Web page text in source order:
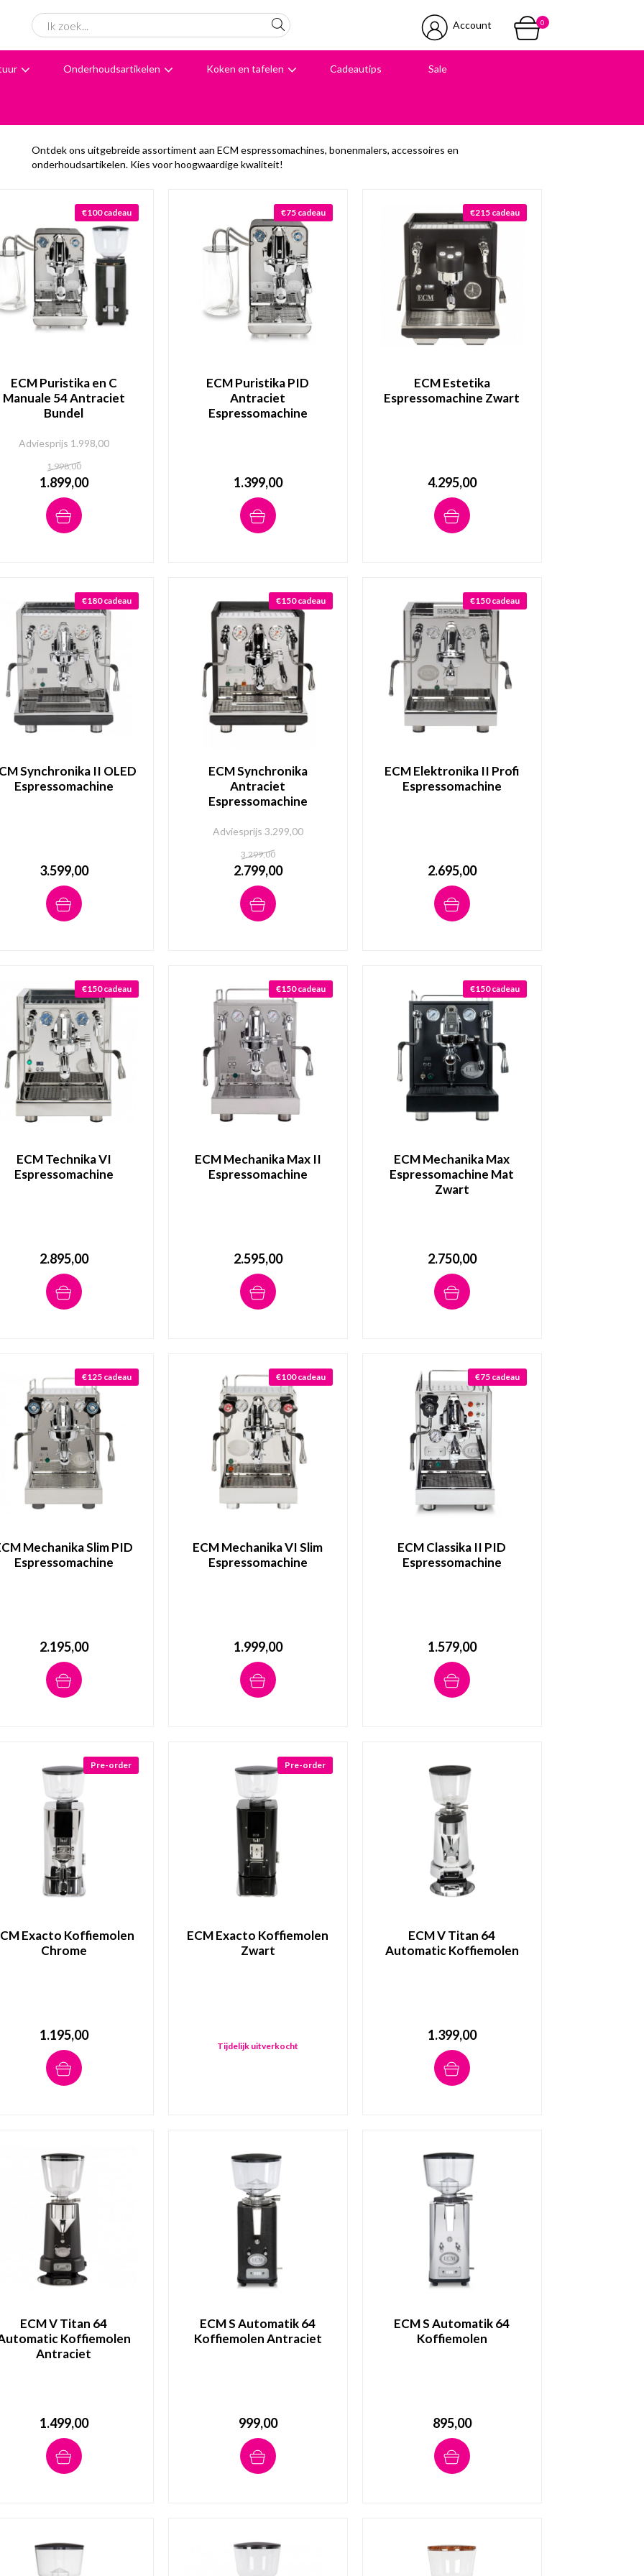
Account 0
Onderhoudsartikelen Koken en tafelen Cadeautips Sale
Ontdek ons uitgebreide assortiment aan ECM espressomachines, bonenmalers, accessoires en
onderhoudsartikelen. Kies voor hoogwaardige kwaliteit!
€100 cadeau
ECM Puristika en C
Manuale 54 Antraciet
Bundel
Adviesprijs 1.998,00
1.998,00
1.899,00
€75 cadeau
ECM Puristika PID
Antraciet
Espressomachine
1.399,00
€215 cadeau
ECM Estetika
Espressomachine Zwart
4.295,00
€180 cadeau
Synchronika II OLED
Espressomachine
3.599,00
€150 cadeau
ECM Synchronika
Antraciet
Espressomachine
Adviesprijs 3.299,00
3.299,00
2.799,00
€150 cadeau
ECM Elektronika II Profi
Espressomachine
2.695,00
€150 cadeau
ECM Technika VI
Espressomachine
2.895,00
€150 cadeau
ECM Mechanika Max II
Espressomachine
2.595,00
€150 cadeau
ECM Mechanika Max
Espressomachine Mat
Zwart
2.750,00
€125 cadeau
Mechanika Slim PID
Espressomachine
2.195,00
€100 cadeau
ECM Mechanika VI Slim
Espressomachine
1.999,00
€75 cadeau
ECM Classika II PID
Espressomachine
1.579,00
Pre-order
Exacto Koffiemolen
Chrome
1.195,00
Pre-order
ECM Exacto Koffiemolen
Zwart
Tijdelijk uitverkocht
ECM V Titan 64
Automatic Koffiemolen
1.399,00
ECM V Titan 64
Koffiemolen
Antraciet
1.499,00
ECM S Automatik 64
Koffiemolen Antraciet
999,00
ECM S Automatik 64
Koffiemolen
895,00